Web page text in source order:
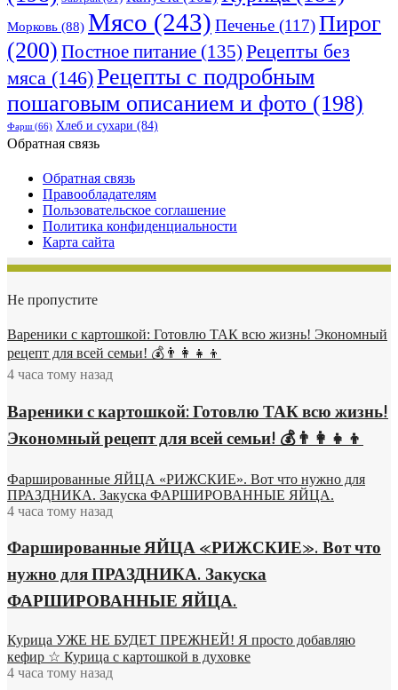
Морковь (88) Мясо (243) Печенье (117)Пирог
(200) Постное питание (135) Рецепты без
мяса (146)Рецепты с подробным
пошаговым описанием и фото (198)
Фарш(66) Хлеб и сухари (84)
Обратная связь
Обратная связь
Правообладателям
Пользовательское соглашение
Политика конфиденциальности
Карта сайта
Не пропустите
Вареники с картошкой: Готовлю ТАК всю жизнь! Экономный
рецепт для всей семьи! 💰👨👩👧👦
4 часа тому назад
Вареники с картошкой: Готовлю ТАК всю жизнь!
Экономный рецепт для всей семьи! 💰👨👩👧👦
Фаршированные ЯЙЦА «РИЖСКИЕ». Вот что нужно для
ПРАЗДНИКА. Закуска ФАРШИРОВАННЫЕ ЯЙЦА.
4 часа тому назад
Фаршированные ЯЙЦА «РИЖСКИЕ». Вот что
нужно для ПРАЗДНИКА. Закуска
ФАРШИРОВАННЫЕ ЯЙЦА.
Курица УЖЕ НЕ БУДЕТ ПРЕЖНЕЙ! Я просто добавляю
кефир ☆ Курица с картошкой в духовке
4 часа тому назад